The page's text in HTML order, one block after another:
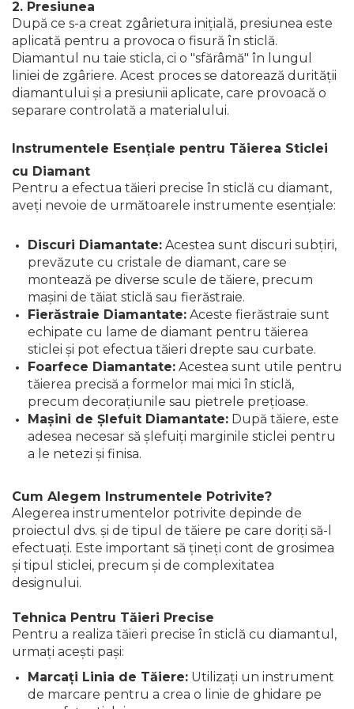
2. Presiunea
După ce s-a creat zgârietura inițială, presiunea este
aplicată pentru a provoca o fisură în sticlă.
Diamantul nu taie sticla, ci o "sfărâmă" în lungul
liniei de zgâriere. Acest proces se datorează durității
diamantului și a presiunii aplicate, care provoacă o
separare controlată a materialului.
Instrumentele Esențiale pentru Tăierea Sticlei
cu Diamant
Pentru a efectua tăieri precise în sticlă cu diamant,
aveți nevoie de următoarele instrumente esențiale:
Discuri Diamantate: Acestea sunt discuri subțiri,
prevăzute cu cristale de diamant, care se
montează pe diverse scule de tăiere, precum
mașini de tăiat sticlă sau fierăstraie.
Fierăstraie Diamantate: Aceste fierăstraie sunt
echipate cu lame de diamant pentru tăierea
sticlei și pot efectua tăieri drepte sau curbate.
Foarfece Diamantate: Acestea sunt utile pentru
tăierea precisă a formelor mai mici în sticlă,
precum decorațiunile sau pietrele prețioase.
Mașini de Șlefuit Diamantate: După tăiere, este
adesea necesar să șlefuiți marginile sticlei pentru
a le netezi și finisa.
Cum Alegem Instrumentele Potrivite?
Alegerea instrumentelor potrivite depinde de
proiectul dvs. și de tipul de tăiere pe care doriți să-l
efectuați. Este important să țineți cont de grosimea
și tipul sticlei, precum și de complexitatea
designului.
Tehnica Pentru Tăieri Precise
Pentru a realiza tăieri precise în sticlă cu diamantul,
urmați acești pași:
Marcați Linia de Tăiere: Utilizați un instrument
de marcare pentru a crea o linie de ghidare pe